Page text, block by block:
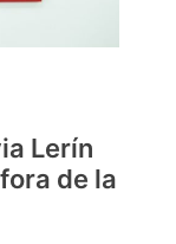
Lerín
de la